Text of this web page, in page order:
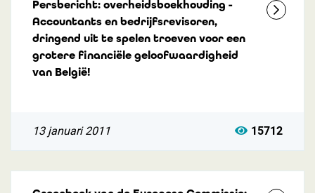
Persbericht: overheidsboekhouding -
Accountants en bedrijfsrevisoren,
dringend uit te spelen troeven voor een
grotere financiële geloofwaardigheid
van België!
13 januari 2011 15712